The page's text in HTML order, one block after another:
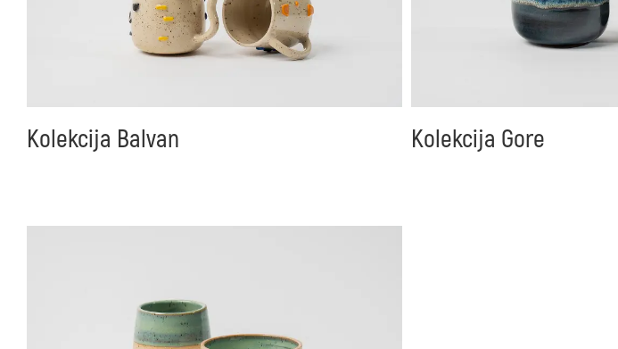
Kolekcija Balvan Kolekcija Gore